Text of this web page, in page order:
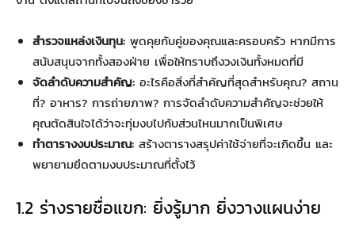
สำรวจแหล่งเงินทุน: พูดคุยกับคู่ของคุณและครอบครัว หากมีการ
สนับสนุนจากทั้งสองฝ่าย เพื่อให้ทราบถึงวงเงินทั้งหมดที่มี
จัดลำดับความสำคัญ: อะไรคือสิ่งที่สำคัญที่สุดสำหรับคุณ? สถาน
ที่? อาหาร? การถ่ายภาพ? การจัดลำดับความสำคัญจะช่วยให้
คุณตัดสินใจได้ว่าจะทุ่มงบไปกับส่วนไหนมากเป็นพิเศษ
ทำตารางงบประมาณ: สร้างตารางสรุปค่าใช้จ่ายที่จะเกิดขึ้น และ
พยายามยึดตามงบประมาณที่ตั้งไว้
1.2 ร่างรายชื่อแขก: ยิ่งรู้มาก ยิ่งวางแผนง่าย